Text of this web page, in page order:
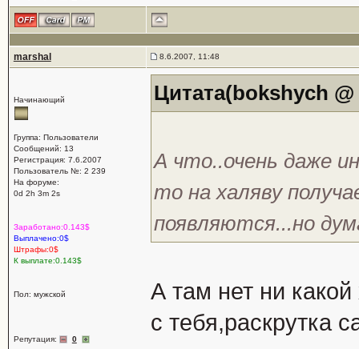
marshal 8.6.2007, 11:48
Начинающий
Группа: Пользователи
Сообщений: 13
Регистрация: 7.6.2007
Пользователь №: 2 239
На форуме:
0d 2h 3m 2s
Заработано:0.143$
Выплачено:0$
Штрафы:0$
К выплате:0.143$
Пол: мужской
Репутация: 0
Цитата(bokshych
А что..очень даже
то на халяву
появляются...но
А там нет ни
с тебя,раскрутка